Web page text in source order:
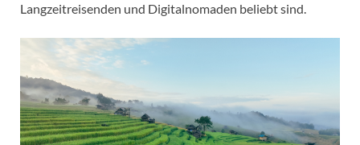
Langzeitreisenden und Digitalnomaden beliebt sind.